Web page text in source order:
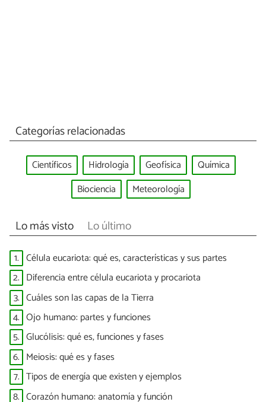
Categorías relacionadas
Científicos Hidrología Geofísica
Química
Biociencia
Meteorología
Lo más visto Lo último
1. Célula eucariota: qué es, características y sus partes
2. Diferencia entre célula eucariota y procariota
3. Cuáles son las capas de la Tierra
4. Ojo humano: partes y funciones
5. Glucólisis: qué es, funciones y fases
6. Meiosis: qué es y fases
7. Tipos de energía que existen y ejemplos
8. Corazón humano: anatomía y función